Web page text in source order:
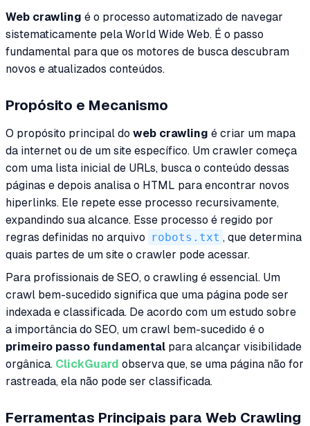
Web crawling é o processo automatizado de navegar
sistematicamente pela World Wide Web. É o passo
fundamental para que os motores de busca descubram
novos e atualizados conteúdos.
Propósito e Mecanismo
O propósito principal do web crawling é criar um mapa
da internet ou de um site específico. Um crawler começa
com uma lista inicial de URLs, busca o conteúdo dessas
páginas e depois analisa o HTML para encontrar novos
hiperlinks. Ele repete esse processo recursivamente,
expandindo sua alcance. Esse processo é regido por
regras definidas no arquivo robots.txt , que determina
quais partes de um site o crawler pode acessar.
Para profissionais de SEO, o crawling é essencial. Um
crawl bem-sucedido significa que uma página pode ser
indexada e classificada. De acordo com um estudo sobre
a importância do SEO, um crawl bem-sucedido é o
primeiro passo fundamental para alcançar visibilidade
orgânica. ClickGuard observa que, se uma página não for
rastreada, ela não pode ser classificada.
Ferramentas Principais para Web Crawling